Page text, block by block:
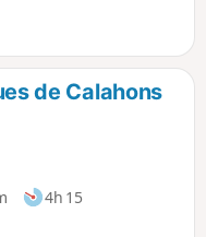
du
chemin
sur
=>
et
de Calahons
4h 15